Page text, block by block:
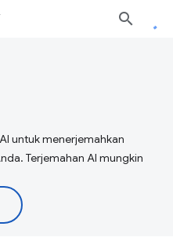
untuk menerjemahkan
Terjemahan AI mungkin